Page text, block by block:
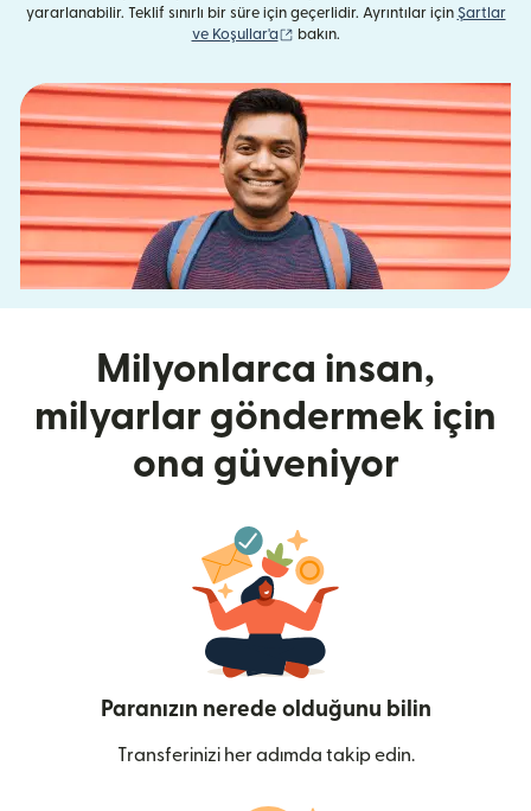
yararlanabilir. Teklif sınırlı bir süre için geçerlidir. Ayrıntılar için Şartlar
ve Koşullar'a
(yeni pencerede açılır)
bakın.
Milyonlarca insan,
milyarlar göndermek için
ona güveniyor
Paranızın nerede olduğunu bilin
Transferinizi her adımda takip edin.